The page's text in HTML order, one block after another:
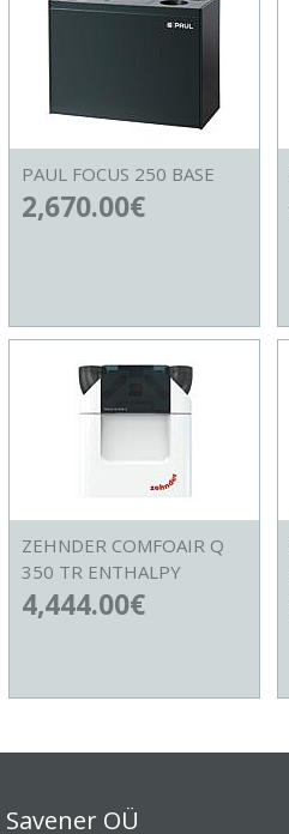
PAUL FOCUS 250 BASE
2,670.00€
ZEHNDER COMFOAIR Q
350 TR ENTHALPY
4,444.00€
Savener OÜ